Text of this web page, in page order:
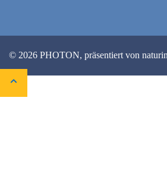
© 2026 PHOTON, präsentiert von